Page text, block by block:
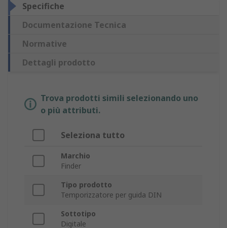
Specifiche
Documentazione Tecnica
Normative
Dettagli prodotto
Trova prodotti simili selezionando uno
o più attributi.
Seleziona tutto
Marchio
Finder
Tipo prodotto
Temporizzatore per guida DIN
Sottotipo
Digitale